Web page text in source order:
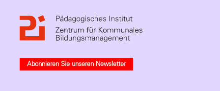
Abonnieren Sie unseren Newsletter